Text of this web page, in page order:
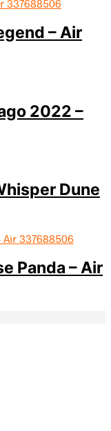
– Air
2022 –
Dune
Panda – Air